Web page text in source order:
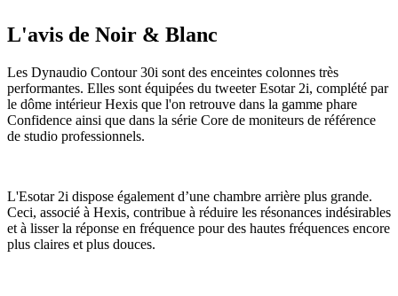
L'avis de Noir & Blanc
Les Dynaudio Contour 30i sont des enceintes colonnes très
performantes. Elles sont équipées du tweeter Esotar 2i, complété par
le dôme intérieur Hexis que l'on retrouve dans la gamme phare
Confidence ainsi que dans la série Core de moniteurs de référence
de studio professionnels.
L'Esotar 2i dispose également d’une chambre arrière plus grande.
Ceci, associé à Hexis, contribue à réduire les résonances indésirables
et à lisser la réponse en fréquence pour des hautes fréquences encore
plus claires et plus douces.